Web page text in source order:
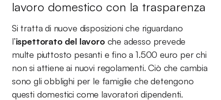
lavoro domestico con la trasparenza
Si tratta di nuove disposizioni che riguardano
l’ispettorato del lavoroche adesso prevede
multe piuttosto pesanti e fino a 1.500 euro per chi
non si attiene ai nuovi regolamenti. Ciò che cambia
sono gli obblighi per le famiglie che detengono
questi domestici come lavoratori dipendenti.